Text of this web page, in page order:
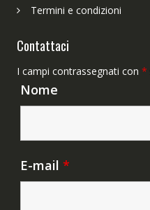
Termini e condizioni
Contattaci
I campi contrassegnati con *
Nome
E-mail *